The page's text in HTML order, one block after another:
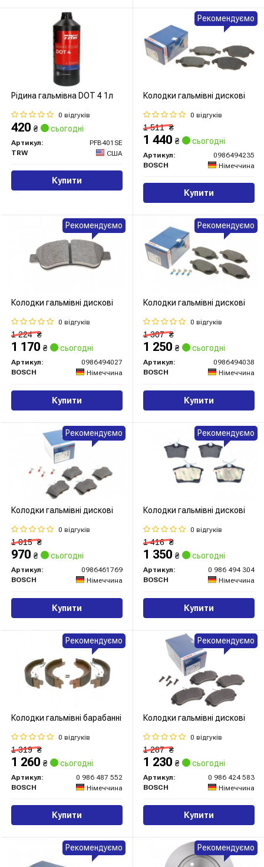
Рідина гальмівна DOT 4 1л
0 відгуків
420 ₴ сьогодні
Артикул:
PFB401SE
TRW
США
Купити
Колодки гальмівні дискові
0 відгуків
1 511₴
1 440 ₴ сьогодні
Артикул:
0986494235
BOSCH
Німеччина
Купити
Рекомендуємо
Колодки гальмівні дискові
0 відгуків
1 224₴
1 170 ₴ сьогодні
Артикул:
0986494027
BOSCH
Німеччина
Купити
Рекомендуємо
Колодки гальмівні дискові
0 відгуків
1 307₴
1 250 ₴ сьогодні
Артикул:
0986494038
BOSCH
Німеччина
Купити
Рекомендуємо
Колодки гальмівні дискові
0 відгуків
1 015₴
970 ₴ сьогодні
Артикул:
0986461769
BOSCH
Німеччина
Купити
Рекомендуємо
Колодки гальмівні дискові
0 відгуків
1 416₴
1 350 ₴ сьогодні
Артикул:
0 986 494 304
BOSCH
Німеччина
Купити
Рекомендуємо
Колодки гальмівні барабанні
0 відгуків
1 319₴
1 260 ₴ сьогодні
Артикул:
0 986 487 552
BOSCH
Німеччина
Купити
Рекомендуємо
Колодки гальмівні дискові
0 відгуків
1 287₴
1 230 ₴ сьогодні
Артикул:
0 986 424 583
BOSCH
Німеччина
Купити
Рекомендуємо
Рекомендуємо Рекомендуємо